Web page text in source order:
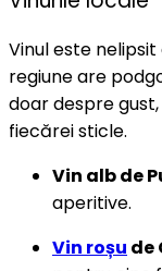
Vinul este
regiune are
doar despre
fiecărei sticle.
Vin alb de
aperitive.
Vin roșu de